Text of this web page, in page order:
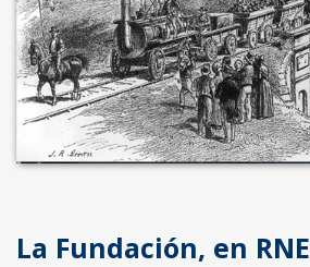
La Fundación, en RNE